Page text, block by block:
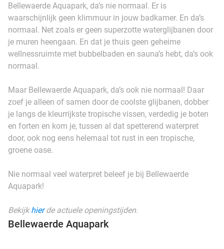
Bellewaerde Aquapark, da’s nie normaal. Er is
waarschijnlijk geen klimmuur in jouw badkamer. En da’s
normaal. Net zoals er geen superzotte waterglijbanen door
je muren heengaan. En dat je thuis geen geheime
wellnessruimte met bubbelbaden en sauna’s hebt, da’s ook
normaal.
Maar Bellewaerde Aquapark, da’s ook nie normaal! Daar
zoef je alleen of samen door de coolste glijbanen, dobber
je langs de kleurrijkste tropische vissen, verdedig je boten
en forten en kom je, tussen al dat spetterend waterpret
door, ook nog eens helemaal tot rust in een tropische,
groene oase.
Nie normaal veel waterpret beleef je bij Bellewaerde
Aquapark!
Bekijkhierde actuele openingstijden.
Bellewaerde Aquapark